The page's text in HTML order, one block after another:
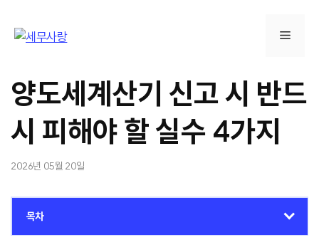
메
양도세계산기 신고 시 반드
시 피해야 할 실수 4가지
2026년 05월 20일
목차